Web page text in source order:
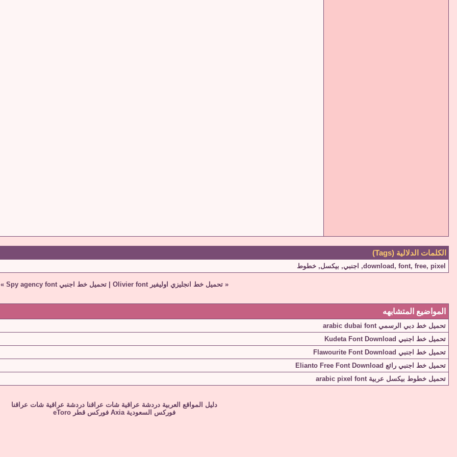
الكلمات الدلالية (Tags)
download , font, free, pixel
, اجنبي, بيكسل, خطوط
« تحميل خط انجليزي اوليفير Olivier font |تحميل خط اجنبي Spy agency font »
المواضيع المتشابهه
تحميل خط دبي الرسمي arabic dubai font
تحميل خط اجنبي Kudeta Font Download
تحميل خط اجنبي Flawourite Font Download
تحميل خط اجنبي رائع Elianto Free Font Download
تحميل خطوط بيكسل عربية arabic pixel font
دليل المواقع العربية دردشة عراقية شات عراقنا دردشة عراقية شات عراقنا
فوركس السعودية Axia فوركس قطر eToro